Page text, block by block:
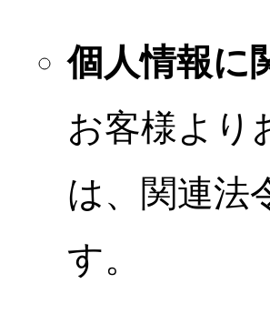
個人情報に
お客様より
は、関連法
す。